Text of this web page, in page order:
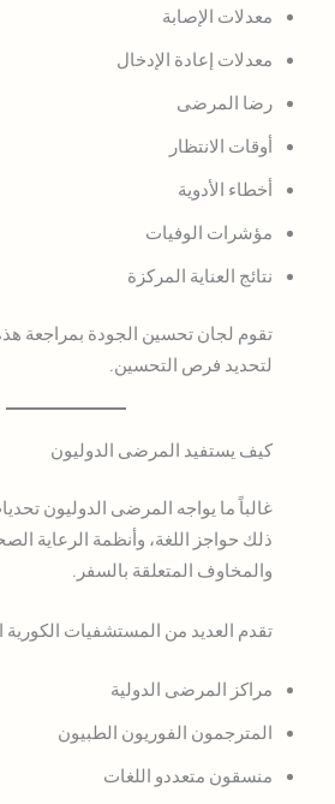
معدلات الإصابة
معدلات إعادة الإدخال
رضا المرضى
أوقات الانتظار
أخطاء الأدوية
مؤشرات الوفيات
نتائج العناية المركزة
تقوم لجان تحسين الجودة بمراجعة هذه
لتحديد فرص التحسين.
كيف يستفيد المرضى الدوليون
غالباً ما يواجه المرضى الدوليون
ذلك حواجز اللغة، وأنظمة الرعاية
والمخاوف المتعلقة بالسفر.
تقدم العديد من المستشفيات الكورية
مراكز المرضى الدولية
المترجمون الفوريون الطبيون
منسقون متعددو اللغات